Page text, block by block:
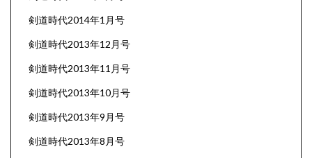
剣道時代2014年1月号
剣道時代2013年12月号
剣道時代2013年11月号
剣道時代2013年10月号
剣道時代2013年9月号
剣道時代2013年8月号